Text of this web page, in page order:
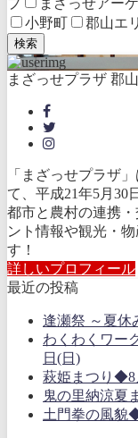
小野町
郡山エ
検索
まざっせプラザ 郡山
「まざっせプラザ
て、平成21年5月30
都市と農村の連携
ント情報や観光・
す！
詳しいプロフィール
最近の投稿
逢瀬祭 ～夏休
わくわくワー
日(日)
萩姫まつり◆8
鬼の里納涼夏
土門拳の風貌